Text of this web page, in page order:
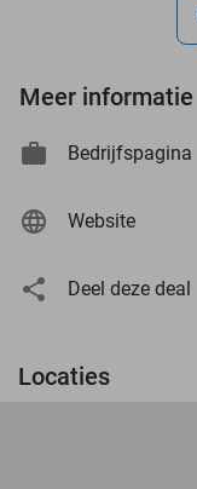
Meer informatie
Bedrijfspagina
Website
Deel deze deal
Locaties